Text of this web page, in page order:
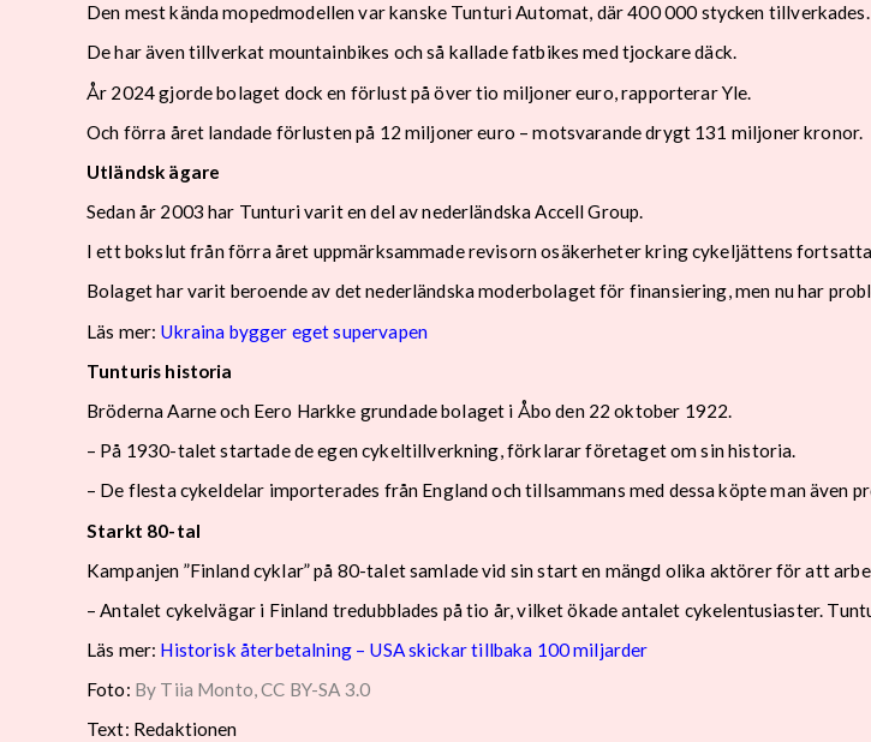
Den mest kända mopedmodellen var kanske Tunturi Automat, där 400 000 stycken tillverkades.
De har även tillverkat mountainbikes och så kallade fatbikes med tjockare däck.
År 2024 gjorde bolaget dock en förlust på över tio miljoner euro, rapporterar Yle.
Och förra året landade förlusten på 12 miljoner euro – motsvarande drygt 131 miljoner kronor.
Utländsk ägare
Sedan år 2003 har Tunturi varit en del av nederländska Accell Group.
I ett bokslut från förra året uppmärksammade revisorn osäkerheter kring cykeljättens
Bolaget har varit beroende av det nederländska moderbolaget för finansiering, men nu har
Läs mer: Ukraina bygger eget supervapen
Tunturis historia
Bröderna Aarne och Eero Harkke grundade bolaget i Åbo den 22 oktober 1922.
– På 1930-talet startade de egen cykeltillverkning, förklarar företaget om sin historia.
– De flesta cykeldelar importerades från England och tillsammans med dessa köpte man
Starkt 80-tal
Kampanjen ”Finland cyklar” på 80-talet samlade vid sin start en mängd olika aktörer för att
– Antalet cykelvägar i Finland tredubblades på tio år, vilket ökade antalet cykelentusiaster.
Läs mer: Historisk återbetalning – USA skickar tillbaka 100 miljarder
Foto: By Tiia Monto, CC BY-SA 3.0
Text: Redaktionen